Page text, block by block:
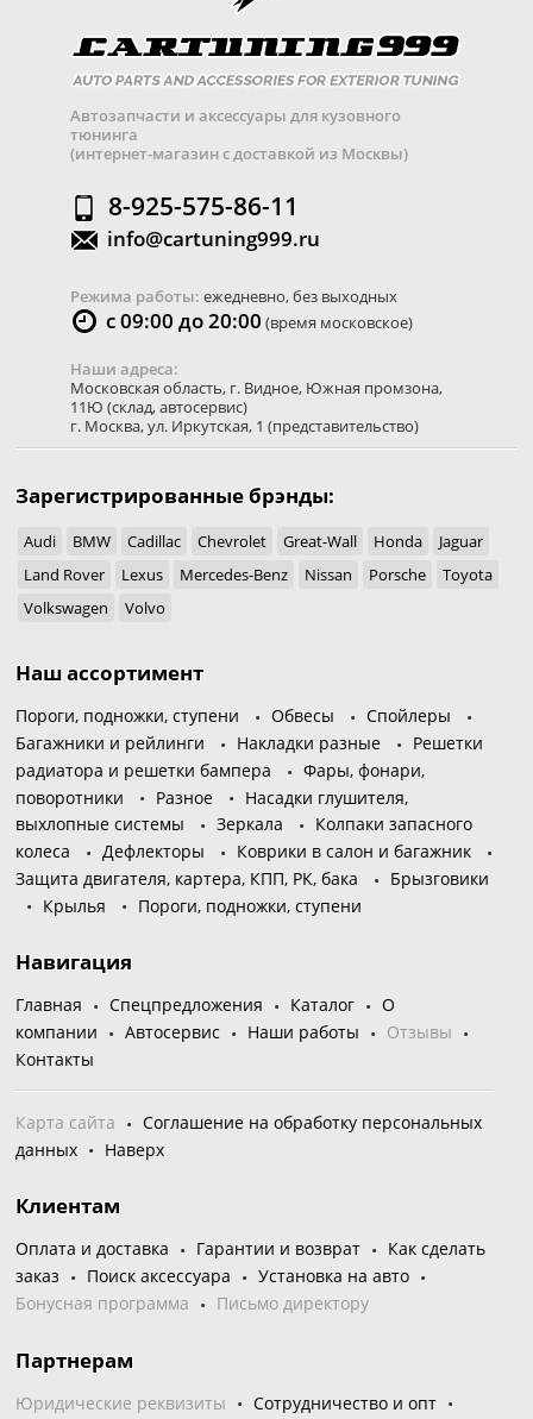
Автозапчасти и аксессуары для кузовного
тюнинга
(интернет-магазин с доставкой из Москвы)
8-925-575-86-11
info@cartuning999.ru
Режима работы: ежедневно, без выходных
с 09:00 до 20:00 (время московское)
Наши адреса:
Московская область, г. Видное, Южная промзона,
11Ю (склад, автосервис)
г. Москва,ул. Иркутская, 1 (представительство)
Зарегистрированные брэнды:
Audi BMW Cadillac Chevrolet Great-Wall Honda
Jaguar
Land Rover
Lexus Mercedes-Benz Nissan Porsche
Toyota
Volkswagen
Volvo
Наш ассортимент
Пороги, подножки, ступени Обвесы
Спойлеры
Багажники и рейлинги
Накладки разные
Решетки
радиатора и решетки бампера
Фары, фонари,
поворотники
Разное
Насадки глушителя,
выхлопные системы
Зеркала
Колпаки запасного
колеса
Дефлекторы
Коврики в салон и багажник
Защита двигателя, картера, КПП, РК, бака
Брызговики
Крылья
Пороги, подножки, ступени
Навигация
Главная Спецпредложения Каталог
О
компании
Автосервис Наши работы
Отзывы
Контакты
Карта сайта
Соглашение на обработку персональных
данных
Наверх
Клиентам
Оплата и доставка Гарантии и возврат
Как сделать
заказ
Поиск аксессуара
Установка на авто
Бонусная программа
Письмо директору
Партнерам
Юридические реквизиты
Сотрудничество и опт